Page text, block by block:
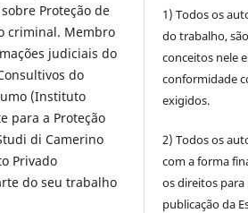
Proteção de
criminal. Membro
judiciais do
do
(Instituto
para a Proteção
di Camerino
Privado
do seu trabalho
1) Todos os
do trabalho,
conceitos nele
conformidade
exigidos.
2) Todos os
com a forma
os direitos para
publicação da